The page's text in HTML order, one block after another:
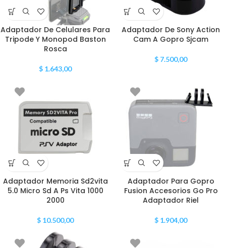
Adaptador De Celulares Para
Tripode Y Monopod Baston
Rosca
$ 1.643,00
Adaptador De Sony Action
Cam A Gopro Sjcam
$ 7.500,00
Adaptador Memoria Sd2vita
5.0 Micro Sd A Ps Vita 1000
2000
$ 10.500,00
Adaptador Para Gopro
Fusion Accesorios Go Pro
Adaptador Riel
$ 1.904,00